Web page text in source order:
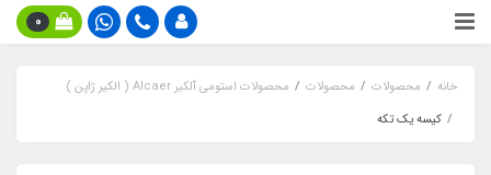
0
خانه محصولات محصولات
محصولات استومی آلکیر Alcaer ( الکیر ژاپن )
کیسه یک تکه